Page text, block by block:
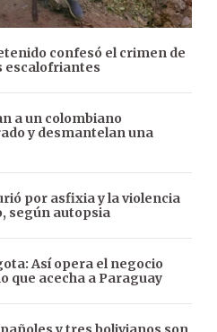
confesó el crimen de
escalofriantes
a un colombiano
y desmantelan una
por asfixia y la violencia
según autopsia
Así opera el negocio
que acecha a Paraguay